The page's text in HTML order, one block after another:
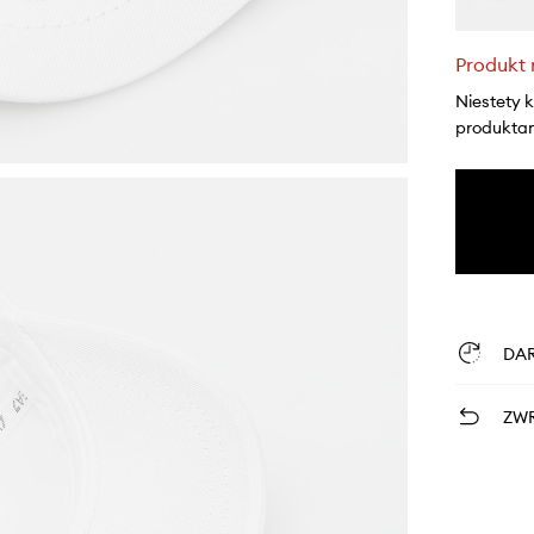
Produkt
Niestety